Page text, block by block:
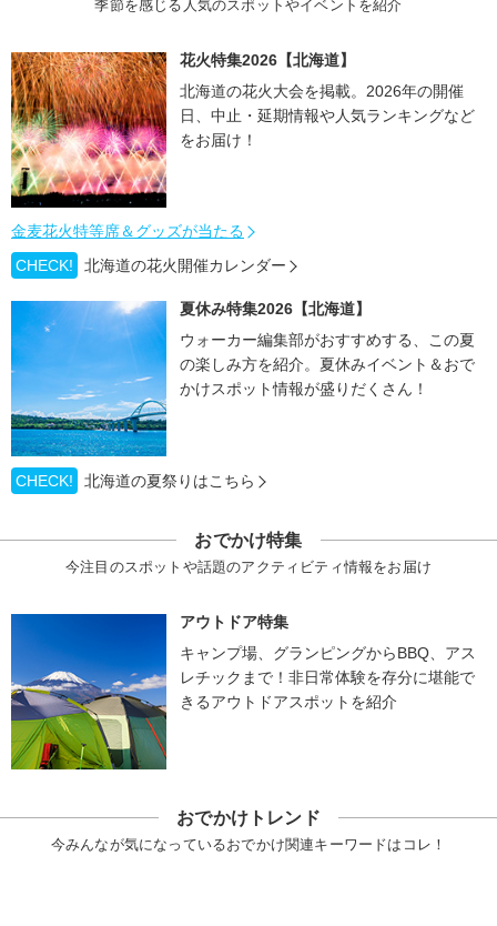
季節を感じる人気のスポットやイベントを紹介
花火特集2026【北海道】
北海道の花火大会を掲載。2026年の開催
日、中止・延期情報や人気ランキングなど
をお届け！
金麦花火特等席＆グッズが当たる
CHECK!
北海道の花火開催カレンダー
夏休み特集2026【北海道】
ウォーカー編集部がおすすめする、この夏
の楽しみ方を紹介。夏休みイベント＆おで
かけスポット情報が盛りだくさん！
CHECK! 北海道の夏祭りはこちら
おでかけ特集
今注目のスポットや話題のアクティビティ情報をお届け
アウトドア特集
キャンプ場、グランピングからBBQ、アス
レチックまで！非日常体験を存分に堪能で
きるアウトドアスポットを紹介
おでかけトレンド
今みんなが気になっているおでかけ関連キーワードはコレ！